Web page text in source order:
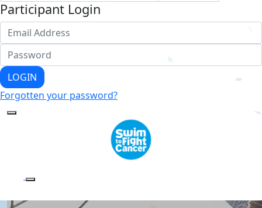
Participant Login
LOGIN
Forgotten your password?